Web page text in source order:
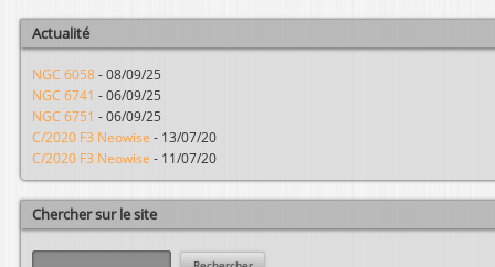
Actualité
NGC 6058 - 08/09/25
NGC 6741 - 06/09/25
NGC 6751 - 06/09/25
C/2020 F3 Neowise - 13/07/20
C/2020 F3 Neowise - 11/07/20
Chercher sur le site
R